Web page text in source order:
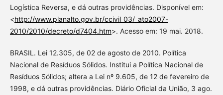
Logística Reversa, e dá outras providências. Disponível em:
<http://www.planalto.gov.br/ccivil_03/_ato2007-
2010/2010/decreto/d7404.htm>. Acesso em: 19 mai. 2018.
BRASIL. Lei 12.305, de 02 de agosto de 2010. Política
Nacional de Resíduos Sólidos. Institui a Política Nacional de
Resíduos Sólidos; altera a Lei nº 9.605, de 12 de fevereiro de
1998, e dá outras providências. Diário Oficial da União, 3 ago.